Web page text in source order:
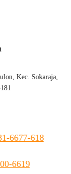
Kec. Sokaraja,
6677-618
6619